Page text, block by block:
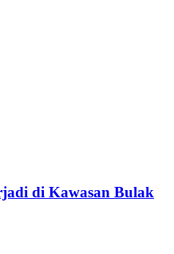
di Kawasan Bulak